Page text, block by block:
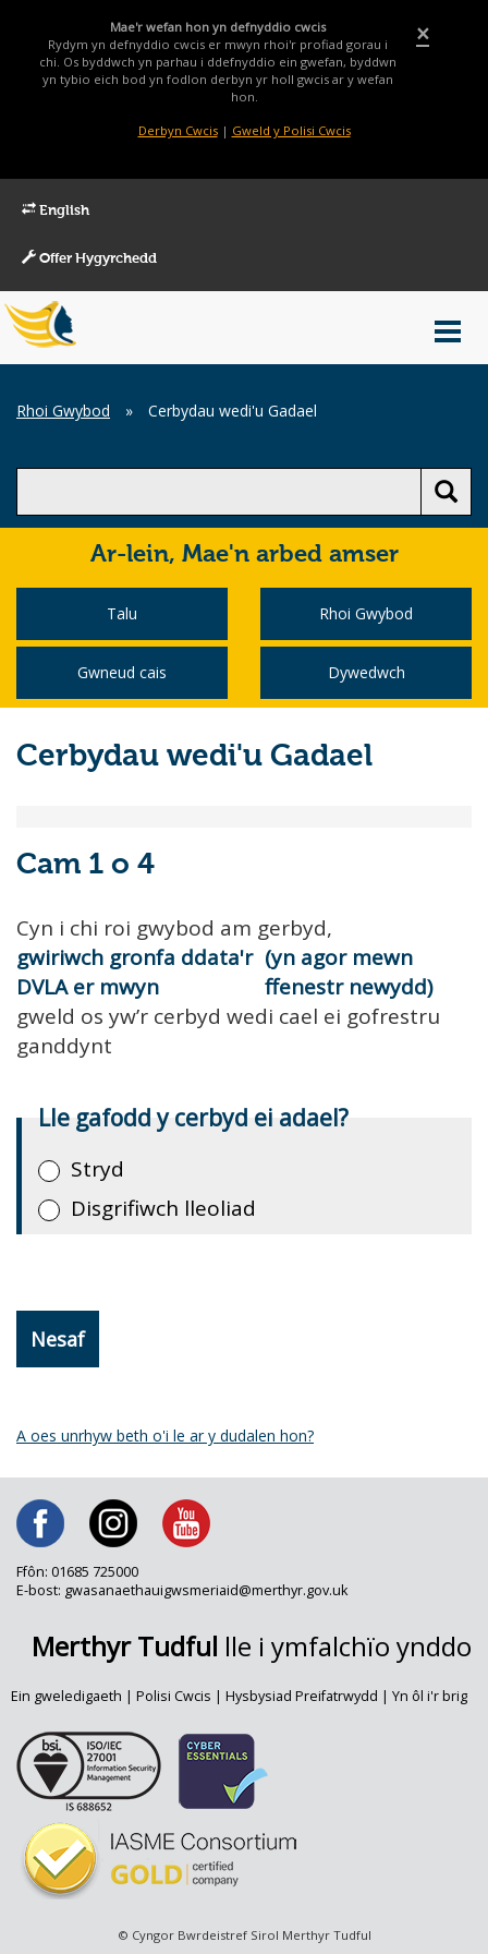
×
Mae'r wefan hon yn defnyddio cwcis
Rydym yn defnyddio cwcis er mwyn rhoi'r profiad gorau i
chi. Os byddwch yn parhau i ddefnyddio ein gwefan, byddwn
yn tybio eich bod yn fodlon derbyn yr holl gwcis ar y wefan
hon.
Derbyn Cwcis| Gweld y Polisi Cwcis
English
Offer Hygyrchedd
Main
Menu
Breadcrumb
Rhoi Gwybod » Cerbydau wedi'u Gadael
Ar-lein, Mae'n arbed amser
Talu Rhoi Gwybod
Gwneud cais Dywedwch
Cerbydau wedi'u Gadael
Cam 1 o 4
Cyn i chi roi gwybod am gerbyd,
gwiriwch gronfa ddata'r
DVLA er mwyn
gweld os yw’r cerbyd wedi cael ei gofrestru
ganddynt
Lle gafodd y cerbyd ei adael?
Stryd
Disgrifiwch lleoliad
Nesaf
A oes unrhyw beth o'i le ar y dudalen hon?
Ffôn: 01685 725000
E-bost: gwasanaethauigwsmeriaid@merthyr.gov.uk
Merthyr Tudful lle i ymfalchïo ynddo
Ein gweledigaeth | Polisi Cwcis | Hysbysiad Preifatrwydd | Yn ôl i'r brig
© Cyngor Bwrdeistref Sirol Merthyr Tudful